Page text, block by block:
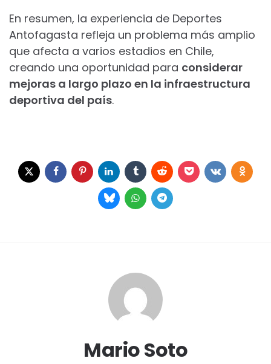
En resumen, la experiencia de Deportes
Antofagasta refleja un problema más amplio
que afecta a varios estadios en Chile,
creando una oportunidad para considerar
mejoras a largo plazo en la infraestructura
deportiva del país.
Mario Soto